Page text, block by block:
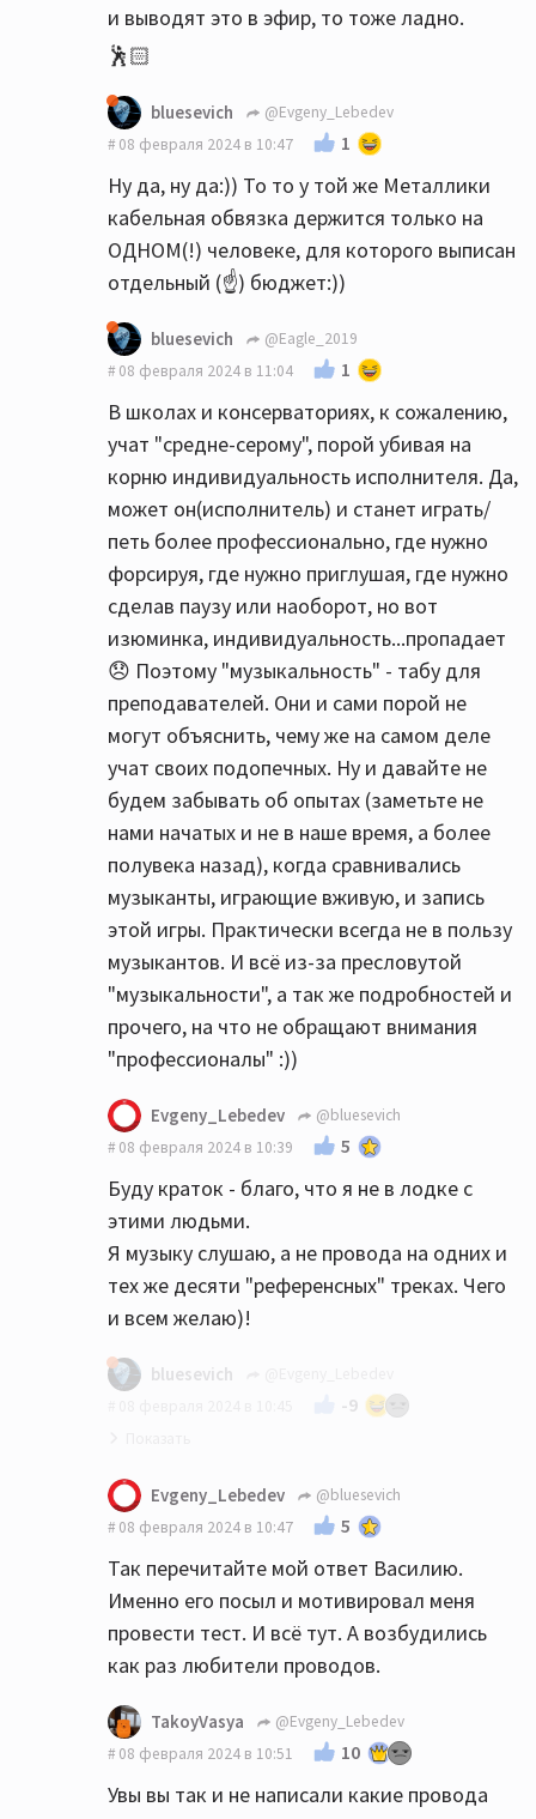
и выводят это в эфир, то тоже ладно.
🕺🏻
bluesevich
@Evgeny_Lebedev
08 февраля 2024 в 10:47
1
Ну да, ну да:)) То то у той же Металлики
кабельная обвязка держится только на
ОДНОМ(!) человеке, для которого выписан
отдельный (☝) бюджет:))
bluesevich
@Eagle_2019
08 февраля 2024 в 11:04
1
В школах и консерваториях, к сожалению,
учат "средне-серому", порой убивая на
корню индивидуальность исполнителя. Да,
может он(исполнитель) и станет играть/
петь более профессионально, где нужно
форсируя, где нужно приглушая, где нужно
сделав паузу или наоборот, но вот
изюминка, индивидуальность...пропадает
😞 Поэтому "музыкальность" - табу для
преподавателей. Они и сами порой не
могут объяснить, чему же на самом деле
учат своих подопечных. Ну и давайте не
будем забывать об опытах (заметьте не
нами начатых и не в наше время, а более
полувека назад), когда сравнивались
музыканты, играющие вживую, и запись
этой игры. Практически всегда не в пользу
музыкантов. И всё из-за пресловутой
"музыкальности", а так же подробностей и
прочего, на что не обращают внимания
"профессионалы" :))
Evgeny_Lebedev
@bluesevich
08 февраля 2024 в 10:39
5
Буду краток - благо, что я не в лодке с
этими людьми.
Я музыку слушаю, а не провода на одних и
тех же десяти "референсных" треках. Чего
и всем желаю)!
bluesevich
-9
Я тоже слушаю музыку. И абсолютно не
зацикливаюсь на проводах. Но слышу
разницу, и если (по случаю) замена кабеля
сказывается на качестве, то я не буду с
пеной у рта на 100500 постов всем
доказывать, что это маркетологи
проклятые мне в уши напели...
Evgeny_Lebedev
@bluesevich
08 февраля 2024 в 10:47
5
Так перечитайте мой ответ Василию.
Именно его посыл и мотивировал меня
провести тест. И всё тут. А возбудились
как раз любители проводов.
TakoyVasya
@Evgeny_Lebedev
08 февраля 2024 в 10:51
10
Увы вы так и не написали какие провода